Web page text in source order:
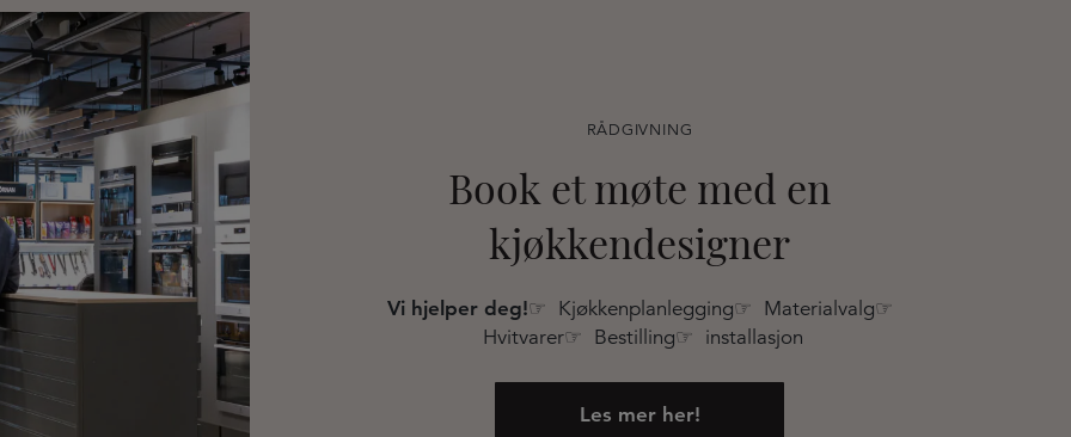
RÅDGIVNING
Book et møte med en
kjøkkendesigner
Vi hjelper deg!☞ Kjøkkenplanlegging☞ Materialvalg☞
Hvitvarer☞ Bestilling☞ installasjon
Les mer her!